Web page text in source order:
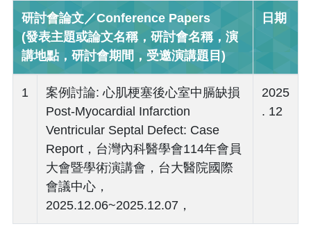
研討會論文／Conference Papers
(發表主題或論文名稱，研討會名稱，演
講地點，研討會期間，受邀演講題目)
日期
1
案例討論: 心肌梗塞後心室中膈缺損
Post-Myocardial Infarction
Ventricular Septal Defect: Case
Report，台灣內科醫學會114年會員
大會暨學術演講會，台大醫院國際
會議中心，
2025.12.06~2025.12.07，
2025
. 12